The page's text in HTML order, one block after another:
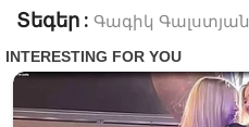
Տեգեր : Գագիկ Գալստյան